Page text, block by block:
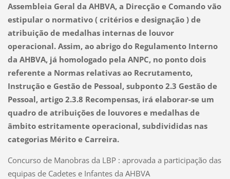
Assembleia Geral da AHBVA, a Direcção e Comando vão
estipular o normativo ( critérios e designação ) de
atribuição de medalhas internas de louvor
operacional. Assim, ao abrigo do Regulamento Interno
da AHBVA, já homologado pela ANPC, no ponto dois
referente a Normas relativas ao Recrutamento,
Instrução e Gestão de Pessoal, subponto 2.3 Gestão de
Pessoal, artigo 2.3.8 Recompensas, irá elaborar-se um
quadro de atribuições de louvores e medalhas de
âmbito estritamente operacional, subdivididas nas
categorias Mérito e Carreira.
Concurso de Manobras da LBP : aprovada a participação das
equipas de Cadetes e Infantes da AHBVA